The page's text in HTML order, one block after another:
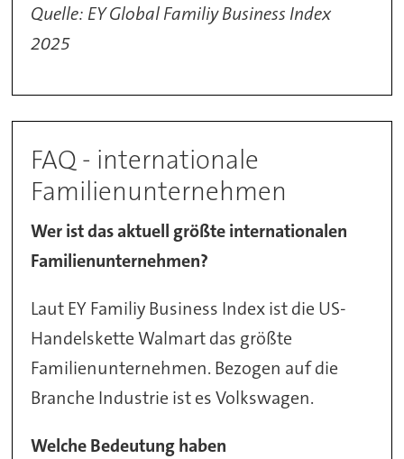
Quelle: EY Global Familiy Business Index
2025
FAQ - internationale
Familienunternehmen
Wer ist das aktuell größte internationalen
Familienunternehmen?
Laut EY Familiy Business Index ist die US-
Handelskette Walmart das größte
Familienunternehmen. Bezogen auf die
Branche Industrie ist es Volkswagen.
Welche Bedeutung haben